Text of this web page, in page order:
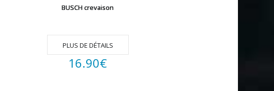
BUSCH crevaison
PLUS DE DÉTAILS
16.90€